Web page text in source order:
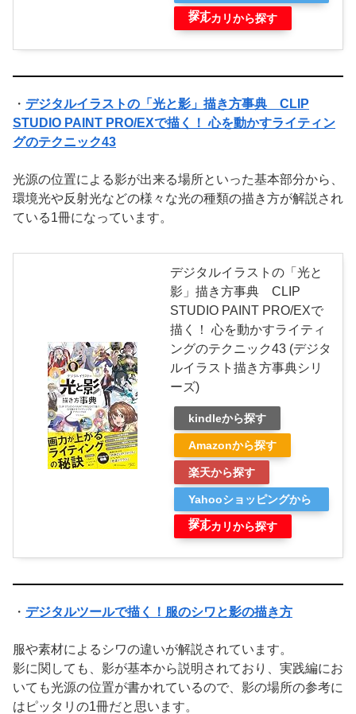
探す
メルカリから探す
・ デジタルイラストの「光と影」描き方事典 CLIP
STUDIO PAINT PRO/EXで描く！ 心を動かすライティン
グのテクニック43
光源の位置による影が出来る場所といった基本部分から、
環境光や反射光などの様々な光の種類の描き方が解説され
ている1冊になっています。
デジタルイラストの「光と
影」描き方事典 CLIP
STUDIO PAINT PRO/EXで
描く！ 心を動かすライティ
ングのテクニック43 (デジタ
ルイラスト描き方事典シリ
ーズ)
kindleから探す
Amazonから探す
楽天から探す
Yahooショッピングから
探す
メルカリから探す
・ デジタルツールで描く！服のシワと影の描き方
服や素材によるシワの違いが解説されています。
影に関しても、影が基本から説明されており、実践編にお
いても光源の位置が書かれているので、影の場所の参考に
はピッタリの1冊だと思います。